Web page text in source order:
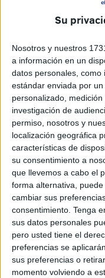
Su
Nosotros y nuestros
a información en un
datos personales, como
estándar enviada por
personalizado,
investigación de
permiso, nosotros y
localización geográfica
características de
su consentimiento a
que llevemos a cabo el
forma alternativa,
cambiar sus
consentimiento. Tenga
sus datos personales
pero usted tiene el
preferencias se
sus preferencias o
momento volviendo a
Nuestros pasos
Hay ciudades que
El Amor, nunca.
¡Brutal! Renaud en
Y es que, en un
Serenísima
sigue siendo la
Depositados sobre
transformarlo todo en
llamados valores de
fundamentan en
manipulaciones,
cesar sin que nadie,